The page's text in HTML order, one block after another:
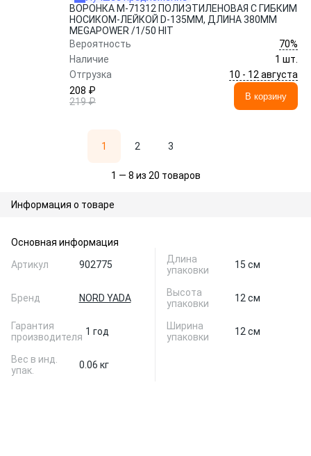
ВОРОНКА M-71312 ПОЛИЭТИЛЕНОВАЯ С ГИБКИМ
НОСИКОМ-ЛЕЙКОЙ D-135ММ, ДЛИНА 380ММ
MEGAPOWER /1/50 HIT
Вероятность
70%
Наличие
1 шт.
Отгрузка
10 - 12 августа
208 ₽
219 ₽
В корзину
1 2 3
1 — 8 из 20 товаров
Информация о товаре
Основная информация
Артикул
902775
Бренд NORD YADA
Гарантия
производителя 1 год
Вес в инд.
упак.
0.06 кг
Длина
упаковки
15 см
Высота
упаковки
12 см
Ширина
упаковки
12 см